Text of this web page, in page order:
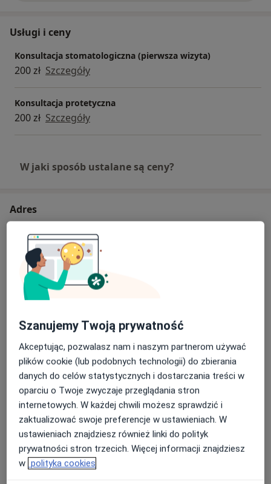
Usługi i ceny
Konsultacja stomatologiczna (pierwsza wizyta)
200 zł Szczegóły
Konsultacja protetyczna
200 zł Szczegóły
W jaki sposób ustalane są ceny?
Adres
Kamil Turek Stomatologia
Matejki 1B,58-500
Powiększ mapę
Dostępność
Pokaż kalendarz
Metody płatności (wizyty prywatne)
Karta płatnicza
Gotówka
Telefon
75 671...Pokaż numer telefonu
Szanujemy Twoją prywatność
Akceptując, pozwalasz nam i naszym partnerom używać
plików cookie (lub podobnych technologii) do zbierania
danych do celów statystycznych i dostarczania treści w
oparciu o Twoje zwyczaje przeglądania stron
internetowych. W każdej chwili możesz sprawdzić i
zaktualizować swoje preferencje w ustawieniach. W
ustawieniach znajdziesz również linki do polityk
prywatności stron trzecich. Więcej informacji znajdziesz
w polityka cookies